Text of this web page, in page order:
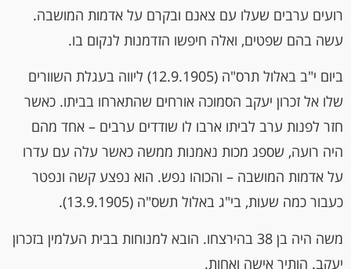
רועים ערבים שעלו עם צאנם ובקרם על אדמות המושבה.
עשה בהם שפטים, ואלה חיפשו הזדמנות לנקום בו.
ביום י"ב באלול תרס"ה (12.9.1905) ליווה בעגלת השוורים
שלו אל זכרון יעקב הסמוכה אורחים שהתארחו בביתו. כאשר
חזר לפנות ערב לביתו ארבו לו שודדים ערבים – אחד מהם
היה רועה, שספג מכות נאמנות ממשה כאשר עלה עם עדרו
על אדמות המושבה – והכוהו נפש. הוא נפצע קשה ונפטר
כעבור כמה שעות, בי"ג באלול תשס"ה (13.9.1905).
משה היה בן 38 בהירצחו. הובא למנוחות בבית העלמין בזכרון
יעקב. הותיר אישה ואחות.